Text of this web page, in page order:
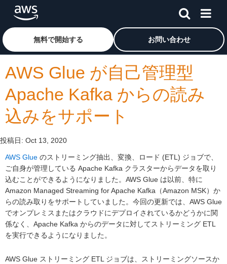
メインコンテンツに移動
アマゾン ウェブ サービスのホームページに戻るには、こ
無料で開始する お問い合わせ
AWS Glue が自己管理型
Apache Kafka からの読み
込みをサポート
投稿日: Oct 13, 2020
AWS Glue のストリーミング抽出、変換、ロード (ETL) ジョブで、
ご自身が管理している Apache Kafka クラスターからデータを取り
込むことができるようになりました。AWS Glue は以前、特に
Amazon Managed Streaming for Apache Kafka（Amazon MSK）か
らの読み取りをサポートしていました。今回の更新では、AWS Glue
でオンプレミスまたはクラウドにデプロイされているかどうかに関
係なく、Apache Kafka からのデータに対してストリーミング ETL
を実行できるようになりました。
AWS Glue ストリーミング ETL ジョブは、ストリーミングソースか